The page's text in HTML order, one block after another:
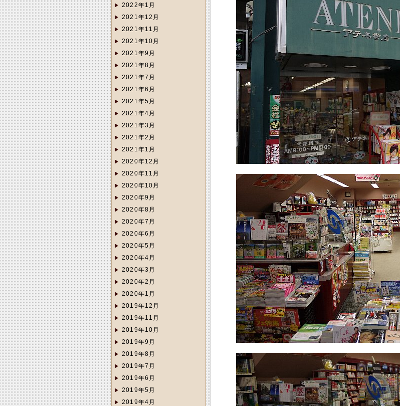
2022年1月
2021年12月
2021年11月
2021年10月
2021年9月
2021年8月
2021年7月
2021年6月
2021年5月
2021年4月
2021年3月
2021年2月
2021年1月
2020年12月
2020年11月
2020年10月
2020年9月
2020年8月
2020年7月
2020年6月
2020年5月
2020年4月
2020年3月
2020年2月
2020年1月
2019年12月
2019年11月
2019年10月
2019年9月
2019年8月
2019年7月
2019年6月
2019年5月
2019年4月